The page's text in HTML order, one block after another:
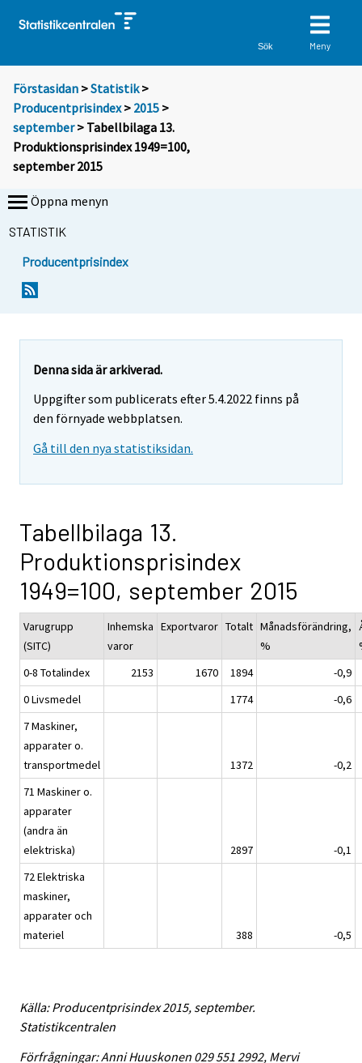
Sök Meny
Förstasidan >Statistik >
Producentprisindex> 2015 >
september> Tabellbilaga 13.
Produktionsprisindex 1949=100,
september 2015
Öppna menyn
STATISTIK
Producentprisindex
Denna sida är arkiverad.
Uppgifter som publicerats efter 5.4.2022 finns på
den förnyade webbplatsen.
Gå till den nya statistiksidan.
Tabellbilaga 13.
Produktionsprisindex
1949=100, september 2015
Varugrupp
(SITC)
Inhemska
varor
Exportvaror Totalt Månadsförändring,
%
0-8 Totalindex
2153 1670 1894
-0,9
0 Livsmedel
1774
-0,6
7 Maskiner,
apparater o.
transportmedel
1372
-0,2
71 Maskiner o.
apparater
(andra än
elektriska)
2897
-0,1
72 Elektriska
maskiner,
apparater och
materiel
388 -0,5
Källa: Producentprisindex 2015, september.
Statistikcentralen
Förfrågningar: Anni Huuskonen 029 551 2992, Mervi